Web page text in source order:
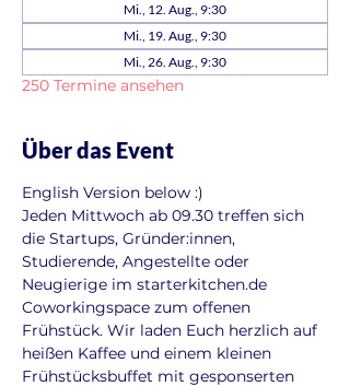
Mi., 12. Aug., 9:30
Mi., 19. Aug., 9:30
Mi., 26. Aug., 9:30
250 Termine ansehen
Über das Event
English Version below :)
Jeden Mittwoch ab 09.30 treffen sich
die Startups, Gründer:innen,
Studierende, Angestellte oder
Neugierige im starterkitchen.de
Coworkingspace zum offenen
Frühstück. Wir laden Euch herzlich auf
heißen Kaffee und einem kleinen
Frühstücksbuffet mit gesponserten